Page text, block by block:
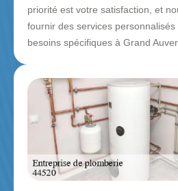
priorité est votre satisfaction, et
fournir des services
besoins spécifiques à Grand